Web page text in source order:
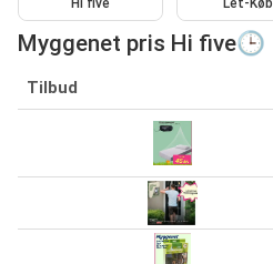
Myggenet pris Hi five🕒
Tilbud